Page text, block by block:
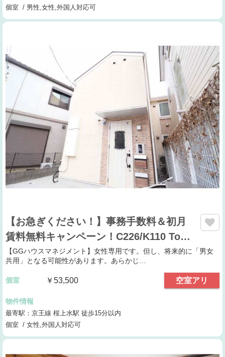
個室 / 男性,女性,外国人対応可
【お急ぎください！】事務手数料＆初月
賃料無料キャンペーン！C226/K110 To…
【GGハウスマネジメント】女性専用です。但し、将来的に「男女
共用」となる可能性があります。あらかじ…
個室 ￥53,500 空室アリ
物件情報
最寄駅：京王線 桜上水駅 徒歩15分以内
個室 / 女性,外国人対応可